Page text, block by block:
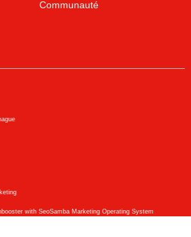
Communauté
with SeoSamba Marketing Operating System